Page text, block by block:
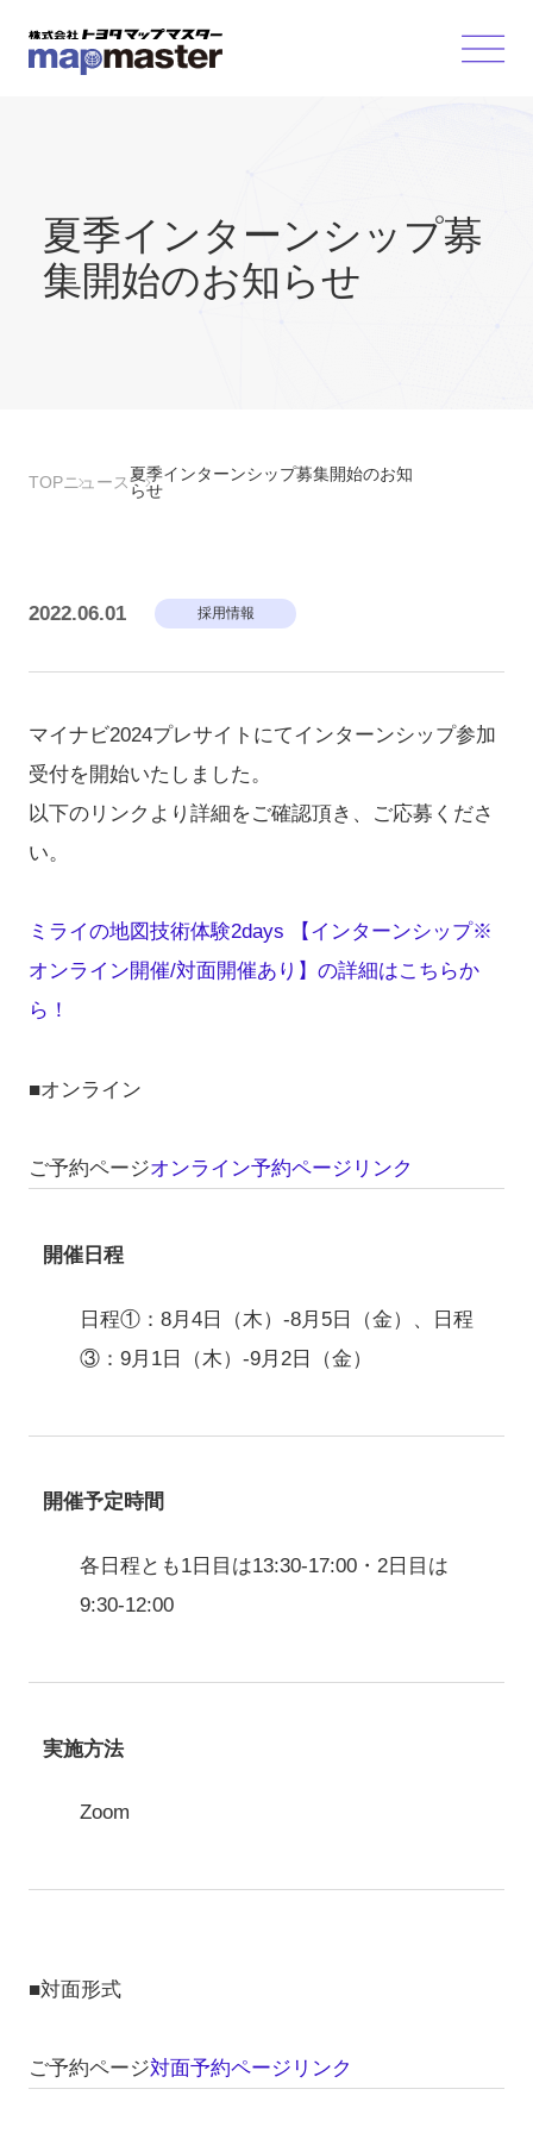
夏季インターンシップ募
集開始のお知らせ
TOPニュース夏季インターンシップ募集開始のお知
らせ
2022.06.01 採用情報
マイナビ2024プレサイトにてインターンシップ参加
受付を開始いたしました。
以下のリンクより詳細をご確認頂き、ご応募くださ
い。
ミライの地図技術体験2days 【インターンシップ※
オンライン開催/対面開催あり】の詳細はこちらか
ら！
■オンライン
ご予約ページオンライン予約ページリンク
開催日程
日程①：8月4日（木）-8月5日（金）、日程
③：9月1日（木）-9月2日（金）
開催予定時間
各日程とも1日目は13:30-17:00・2日目は
9:30-12:00
実施方法
Zoom
■対面形式
ご予約ページ対面予約ページリンク